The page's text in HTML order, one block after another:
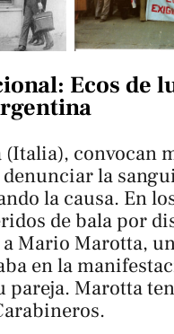
Ecos de
(Italia), convocan
denunciar la
la causa. En
de bala por
Mario Marotta,
en la
pareja. Marotta